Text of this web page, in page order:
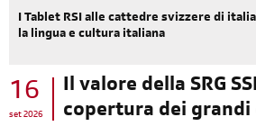
I Tablet RSI alle cattedre svizzere di
la lingua e cultura italiana
16
set 2026
Il valore della SRG
copertura dei grandi